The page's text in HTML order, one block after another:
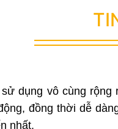
dụng vô cùng rộng
đồng thời dễ
nhất.